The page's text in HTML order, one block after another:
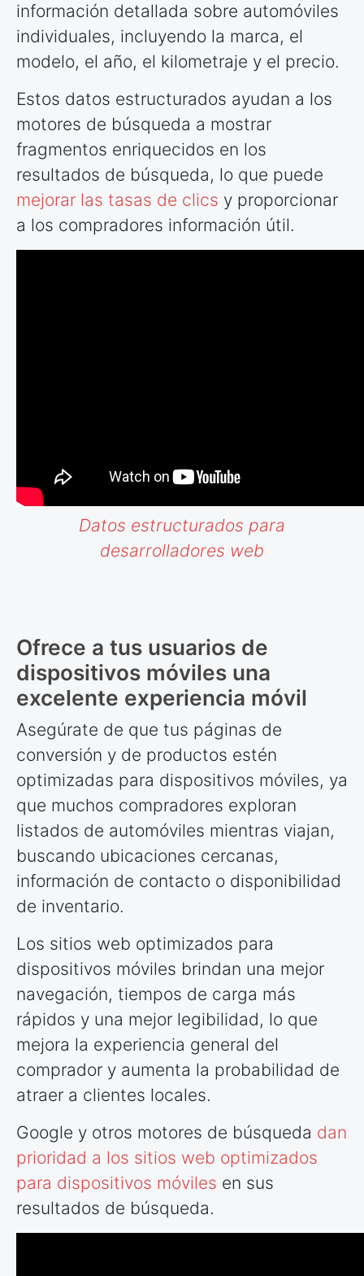
información detallada sobre automóviles
individuales, incluyendo la marca, el
modelo, el año, el kilometraje y el precio.
Estos datos estructurados ayudan a los
motores de búsqueda a mostrar
fragmentos enriquecidos en los
resultados de búsqueda, lo que puede
mejorar las tasas de clics y proporcionar
a los compradores información útil.
Datos estructurados para
desarrolladores web
Ofrece a tus usuarios de
dispositivos móviles una
excelente experiencia móvil
Asegúrate de que tus páginas de
conversión y de productos estén
optimizadas para dispositivos móviles, ya
que muchos compradores exploran
listados de automóviles mientras viajan,
buscando ubicaciones cercanas,
información de contacto o disponibilidad
de inventario.
Los sitios web optimizados para
dispositivos móviles brindan una mejor
navegación, tiempos de carga más
rápidos y una mejor legibilidad, lo que
mejora la experiencia general del
comprador y aumenta la probabilidad de
atraer a clientes locales.
Google y otros motores de búsqueda dan
prioridad a los sitios web optimizados
para dispositivos móviles en sus
resultados de búsqueda.